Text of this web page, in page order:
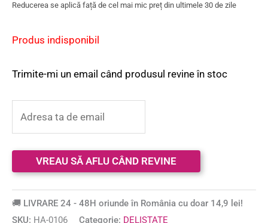
singure
Reducerea se aplică față de cel mai mic preț din ultimele 30 de zile
Produs indisponibil
Trimite-mi un email când produsul revine în stoc
🚚 LIVRARE 24 - 48H oriunde în România cu doar 14,9 lei!
SKU: HA-0106 Categorie: DELISTATE